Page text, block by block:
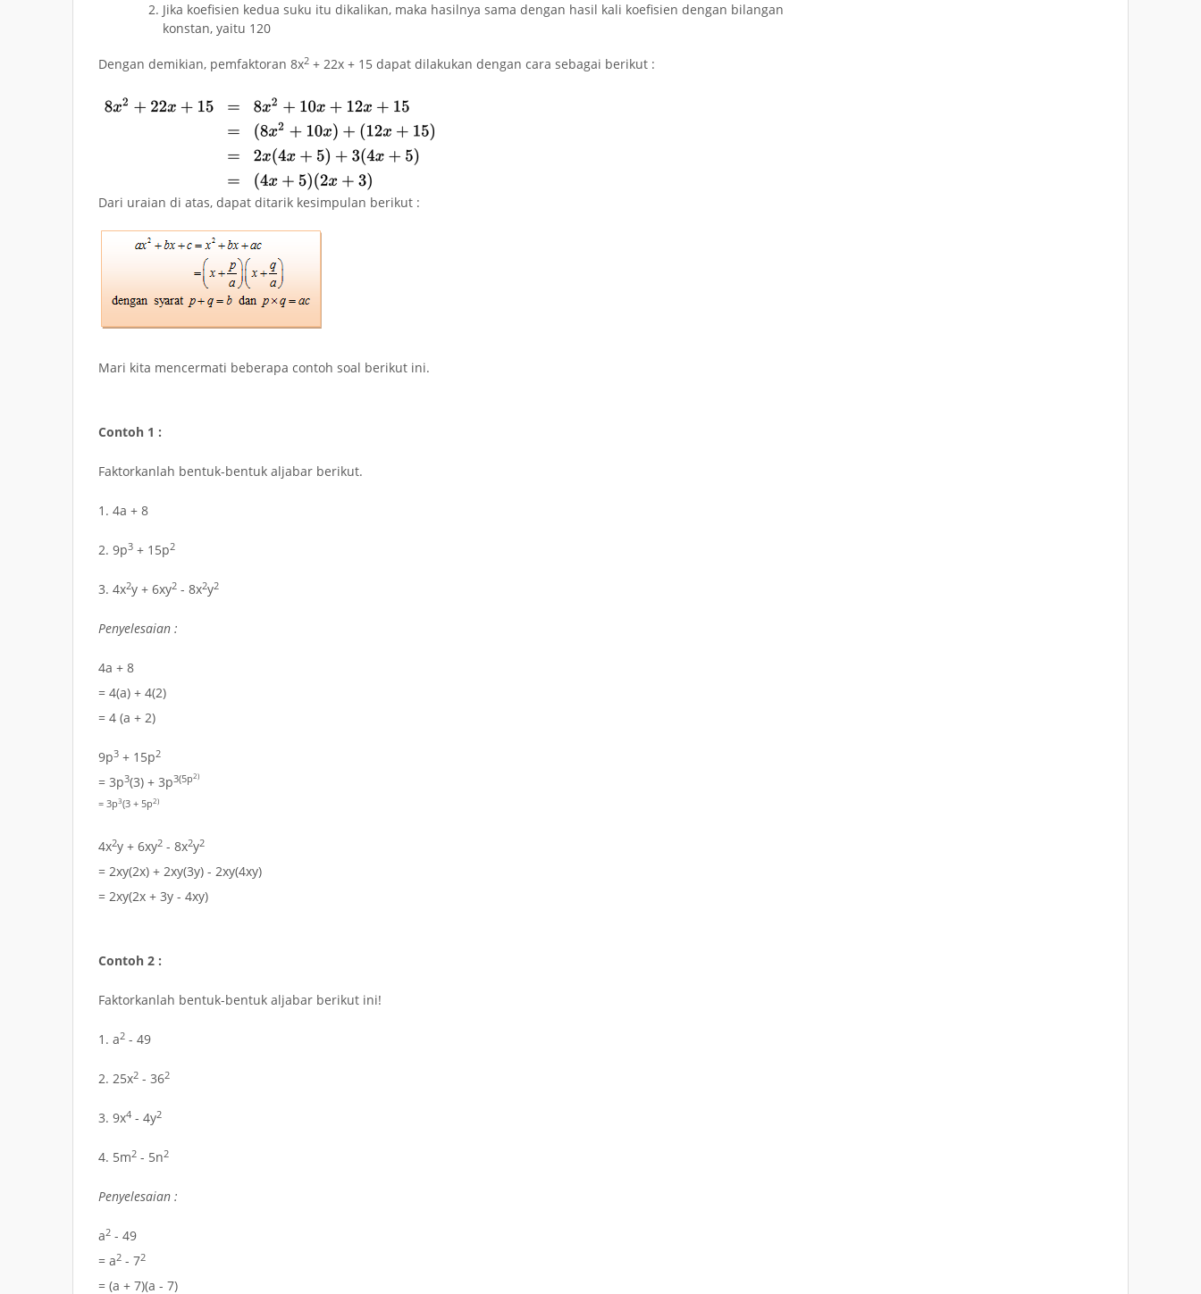
Jika koefisien kedua suku itu dikalikan, maka hasilnya sama dengan hasil kali koefisien dengan bilangan
konstan, yaitu 120
Dengan demikian, pemfaktoran 8x2 + 22x + 15 dapat dilakukan dengan cara sebagai berikut :
Dari uraian di atas, dapat ditarik kesimpulan berikut :
Mari kita mencermati beberapa contoh soal berikut ini.
Contoh 1 :
Faktorkanlah bentuk-bentuk aljabar berikut.
1. 4a + 8
2. 9p3 + 15p2
3. 4x2y + 6xy2 - 8x2y2
Penyelesaian :
4a + 8
= 4(a) + 4(2)
= 4 (a + 2)
9p3 + 15p2
= 3p3(3) + 3p3(5p2)
= 3p3(3 + 5p2)
4x2y + 6xy2 - 8x2y2
= 2xy(2x) + 2xy(3y) - 2xy(4xy)
= 2xy(2x + 3y - 4xy)
Contoh 2 :
Faktorkanlah bentuk-bentuk aljabar berikut ini!
1. a2 - 49
2. 25x2 - 362
3. 9x4 - 4y2
4. 5m2 - 5n2
Penyelesaian :
a2 - 49
= a2 - 72
= (a + 7)(a - 7)